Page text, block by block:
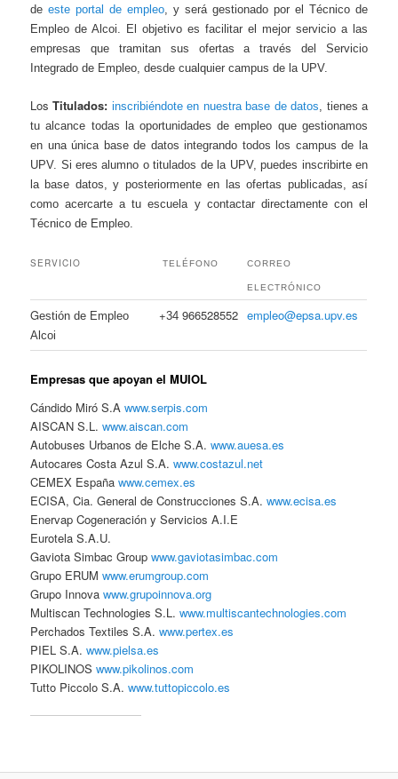
deeste portal de empleo , y será gestionado por el Técnico de
Empleo de Alcoi. El objetivo es facilitar el mejor servicio a las
empresas que tramitan sus ofertas a través del Servicio
Integrado de Empleo, desde cualquier campus de la UPV.
Los Titulados: inscribiéndote en nuestra base de datos, tienes a
tu alcance todas la oportunidades de empleo que gestionamos
en una única base de datos integrando todos los campus de la
UPV. Si eres alumno o titulados de la UPV, puedes inscribirte en
la base datos, y posteriormente en las ofertas publicadas, así
como acercarte a tu escuela y contactar directamente con el
Técnico de Empleo.
SERVICIO TELÉFONO CORREO
ELECTRÓNICO
Gestión de Empleo
Alcoi
+34 966528552 empleo@epsa.upv.es
Empresas que apoyan el MUIOL
Cándido Miró S.Awww.serpis.com
AISCAN S.L.www.aiscan.com
Autobuses Urbanos de Elche S.A.www.auesa.es
Autocares Costa Azul S.A.www.costazul.net
CEMEX Españawww.cemex.es
ECISA, Cia. General de Construcciones S.A.www.ecisa.es
Enervap Cogeneración y Servicios A.I.E
Eurotela S.A.U.
Gaviota Simbac Groupwww.gaviotasimbac.com
Grupo ERUMwww.erumgroup.com
Grupo Innovawww.grupoinnova.org
Multiscan Technologies S.L.www.multiscantechnologies.com
Perchados Textiles S.A.www.pertex.es
PIEL S.A.www.pielsa.es
PIKOLINOSwww.pikolinos.com
Tutto Piccolo S.A.www.tuttopiccolo.es